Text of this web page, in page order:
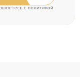
cполитикой